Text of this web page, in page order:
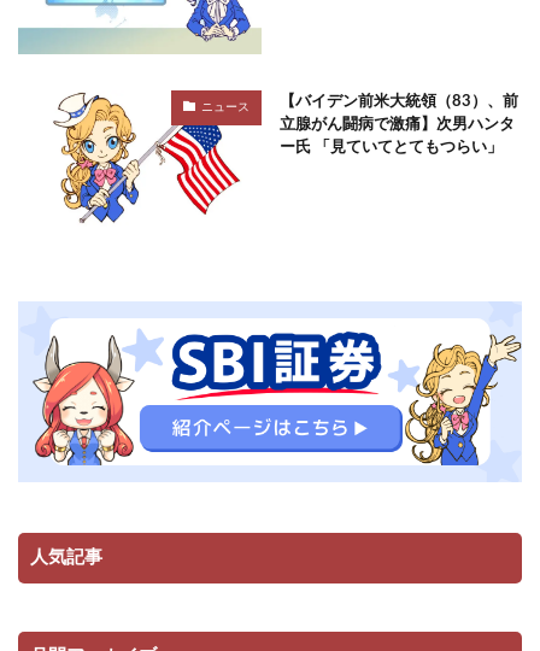
ニュース
【バイデン前米大統領（83）、前
立腺がん闘病で激痛】次男ハンタ
ー氏 「見ていてとてもつらい」
人気記事